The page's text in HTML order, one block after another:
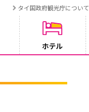
タイ国政府観光庁について
ホテル